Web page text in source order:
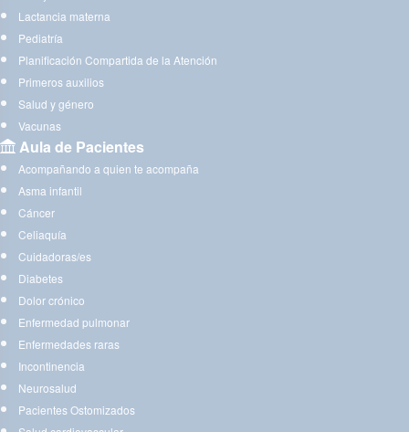
Lactancia materna
Pediatría
Planificación Compartida de la Atención
Primeros auxilios
Salud y género
Vacunas
Aula de Pacientes
Acompañando a quien te acompaña
Asma infantil
Cáncer
Celiaquía
Cuidadoras/es
Diabetes
Dolor crónico
Enfermedad pulmonar
Enfermedades raras
Incontinencia
Neurosalud
Pacientes Ostomizados